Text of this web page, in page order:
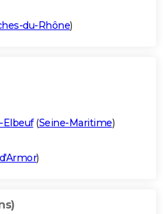
du-Rhône)
Elbeuf(Seine-Maritime)
)